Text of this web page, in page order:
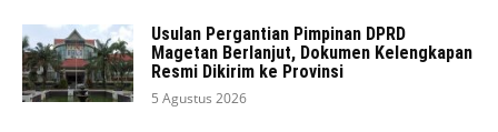
Usulan Pergantian Pimpinan DPRD
Magetan Berlanjut, Dokumen Kelengkapan
Resmi Dikirim ke Provinsi
5 Agustus 2026